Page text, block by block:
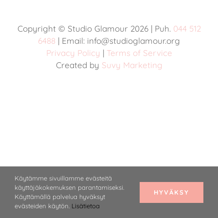
VARAA AIKA
Copyright © Studio Glamour 2026 | Puh. 044 512
6488 | Email: info@studioglamour.org
Privacy Policy | Terms of Service
Created by Suvy Marketing
Käytämme sivuillamme evästeitä
käyttäjäkokemuksen parantamiseksi.
Käyttämällä palvelua hyväksyt
evästeiden käytön. Lisätietoa
HYVÄKSY